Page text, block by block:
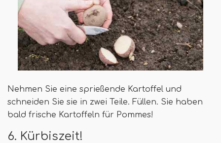
Nehmen Sie eine sprießende Kartoffel und
schneiden Sie sie in zwei Teile. Füllen. Sie haben
bald frische Kartoffeln für Pommes!
6. Kürbiszeit!